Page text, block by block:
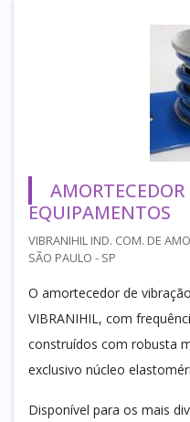
EQUIPAMENTOS
VIBRANIHIL IND. COM. DE
SÃO PAULO - SP
O amortecedor de
VIBRANIHIL, com
construídos com robusta
exclusivo núcleo
Disponível para os mais